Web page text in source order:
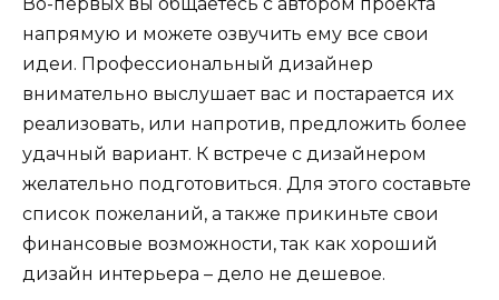
напрямую и можете озвучить ему все свои
идеи. Профессиональный дизайнер
внимательно выслушает вас и постарается их
реализовать, или напротив, предложить более
удачный вариант. К встрече с дизайнером
желательно подготовиться. Для этого составьте
список пожеланий, а также прикиньте свои
финансовые возможности, так как хороший
дизайн интерьера – дело не дешевое.